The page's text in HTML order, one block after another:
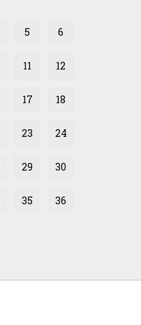
5 6
11 12
17 18
23 24
29 30
35 36